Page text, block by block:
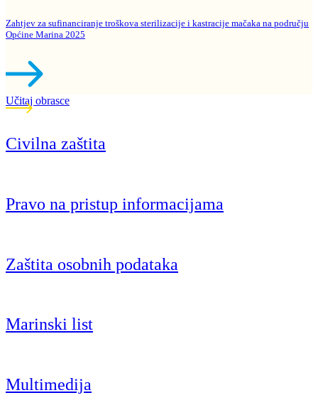
Zahtjev za sufinanciranje troškova sterilizacije i kastracije mačaka na području
Općine Marina 2025
Učitaj obrasce
Civilna zaštita
Pravo na pristup informacijama
Zaštita osobnih podataka
Marinski list
Multimedija